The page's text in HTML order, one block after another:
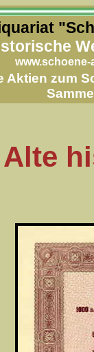
www.schoene-
Aktien zum
Alte